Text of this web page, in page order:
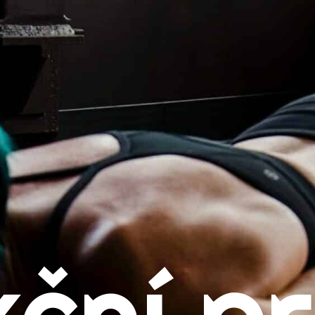
funkční prádlo?
vrstvení termoprádla
materiály a jejich vlastnosti
Bambus
Merino vlna